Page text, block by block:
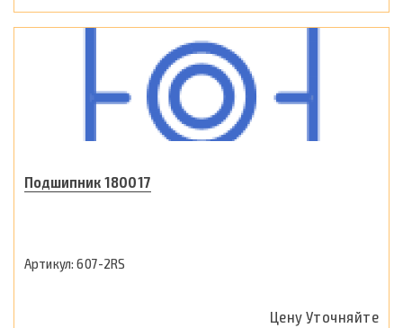
Подшипник 180017
607-2RS
Цену Уточняйте